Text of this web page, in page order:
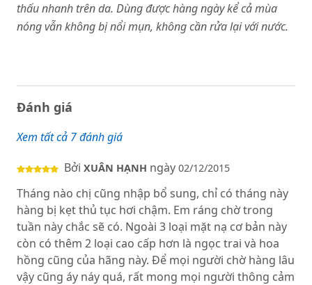
thấu nhanh trên da. Dùng được hàng ngày kể cả mùa
nóng vẫn không bị nổi mụn, không cần rửa lại với nước.
Đánh giá
Xem tất cả 7 đánh giá
Bởi XUÂN HẠNH ngày 02/12/2015
Tháng nào chị cũng nhập bổ sung, chỉ có tháng này
hàng bị kẹt thủ tục hơi chậm. Em ráng chờ trong
tuần này chắc sẽ có. Ngoài 3 loại mặt nạ cơ bản này
còn có thêm 2 loại cao cấp hơn là ngọc trai và hoa
hồng cũng của hãng này. Để mọi người chờ hàng lâu
vậy cũng áy náy quá, rất mong mọi người thông cảm